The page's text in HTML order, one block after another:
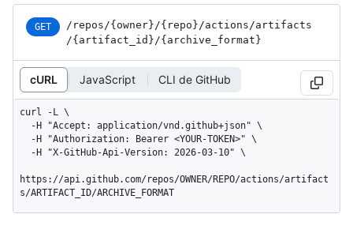
GET /repos /{owner} /{repo} /actions /artifacts
/{artifact_ id} /{archive_ format}
cURL JavaScript CLI de GitHub
curl -L \
https://api.github.com/repos/OWNER/REPO/actions/artifact
s/ARTIFACT_ID/ARCHIVE_FORMAT